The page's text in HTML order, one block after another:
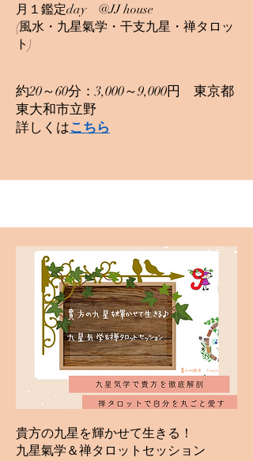
月１鑑定day @JJ house
​(風水・九星氣学・干支九星・禅タロッ
ト)
約20～60分：3,000～9,000円 東京都
東大和市立野
​詳しくはこちら
貴方の九星を輝かせて生きる！
九星氣学＆禅タロットセッション